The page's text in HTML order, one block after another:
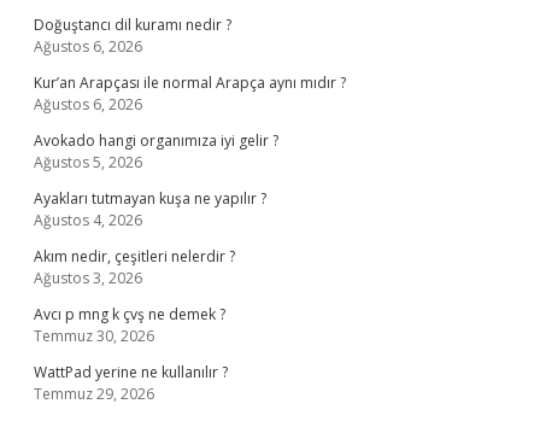
Doğuştancı dil kuramı nedir ?
Ağustos 6, 2026
Kur’an Arapçası ile normal Arapça aynı mıdır ?
Ağustos 6, 2026
Avokado hangi organımıza iyi gelir ?
Ağustos 5, 2026
Ayakları tutmayan kuşa ne yapılır ?
Ağustos 4, 2026
Akım nedir, çeşitleri nelerdir ?
Ağustos 3, 2026
Avcı p mng k çvş ne demek ?
Temmuz 30, 2026
WattPad yerine ne kullanılır ?
Temmuz 29, 2026